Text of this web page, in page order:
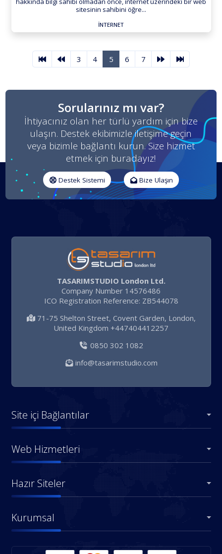
sitesinin sahibini öğre...
İNTERNET
3 4 5 6 7
Sorularınız mı var?
İhtiyacınız olan her türlü yardım için bize
ulaşın. Destek ekibimizle iletişime geçin
veya bizimle bağlantı kurun. Size hizmet
etmek için buradayız!
Destek Sistemi Bize Ulaşın
TASARIMSTUDIO London Ltd.
Company Number 14576486
ICO Registration Reference: ZB544078
71-75 Shelton Street, Covent Garden, London,
United Kingdom +447404412257
0850 302 1082
info@tasarimstudio.com
Site içi Bağlantılar
Web Hizmetleri
Hazır Siteler
Kurumsal